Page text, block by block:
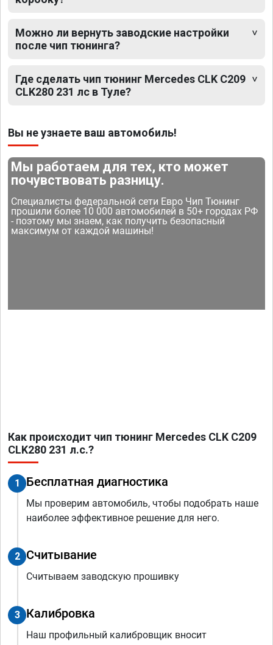
Можно ли вернуть заводские настройки
после чип тюнинга?
Где сделать чип тюнинг Mercedes CLK C209
CLK280 231 лс в Туле?
Вы не узнаете ваш автомобиль!
Мы работаем для тех, кто может
почувствовать разницу.
Специалисты федеральной сети Евро Чип Тюнинг
прошили более 10 000 автомобилей в 50+ городах РФ
- поэтому мы знаем, как получить безопасный
максимум от каждой машины!
Как происходит чип тюнинг Mercedes CLK C209
CLK280 231 л.с.?
1 Бесплатная диагностика
Мы проверим автомобиль, чтобы подобрать наше
наиболее эффективное решение для него.
2 Считывание
Считываем заводскую прошивку
3 Калибровка
Наш профильный калибровщик вносит